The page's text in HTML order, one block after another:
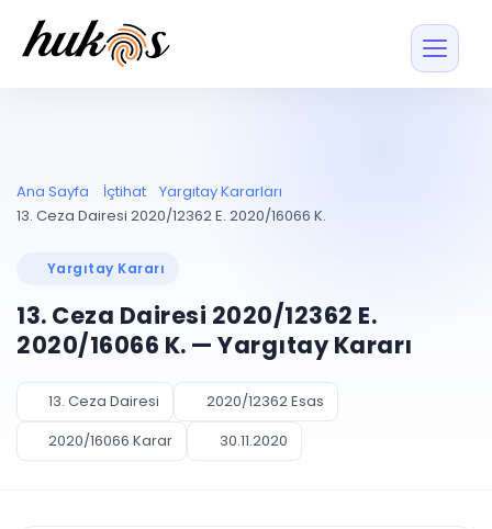
Entegrasyonu
UYAP ile otomatik
UYAP Evrak
Entegrasyonu
UETS Entegrasyonu
Tebligatları anında
Müvekkil ve taraf
Vekalet
PLANLAMA & TAKİP
Pano ve Takip
AKILLI & FİNANS
Blog
Ücretsiz Başlayın Giriş Yap
Ana Sayfa İçtihat
Yargıtay Kararları
13. Ceza Dairesi 2020/12362 E. 2020/16066 K.
Yargıtay Kararı
13. Ceza Dairesi 2020/12362 E.
2020/16066 K. — Yargıtay Kararı
13. Ceza Dairesi
2020/12362 Esas
2020/16066 Karar
30.11.2020